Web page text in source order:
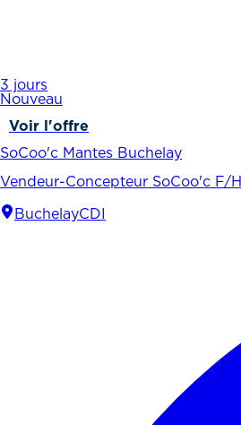
3 jours
Nouveau
Voir l'offre
SoCoo'c Mantes Buchelay
Vendeur-Concepteur SoCoo'c F/H
BuchelayCDI